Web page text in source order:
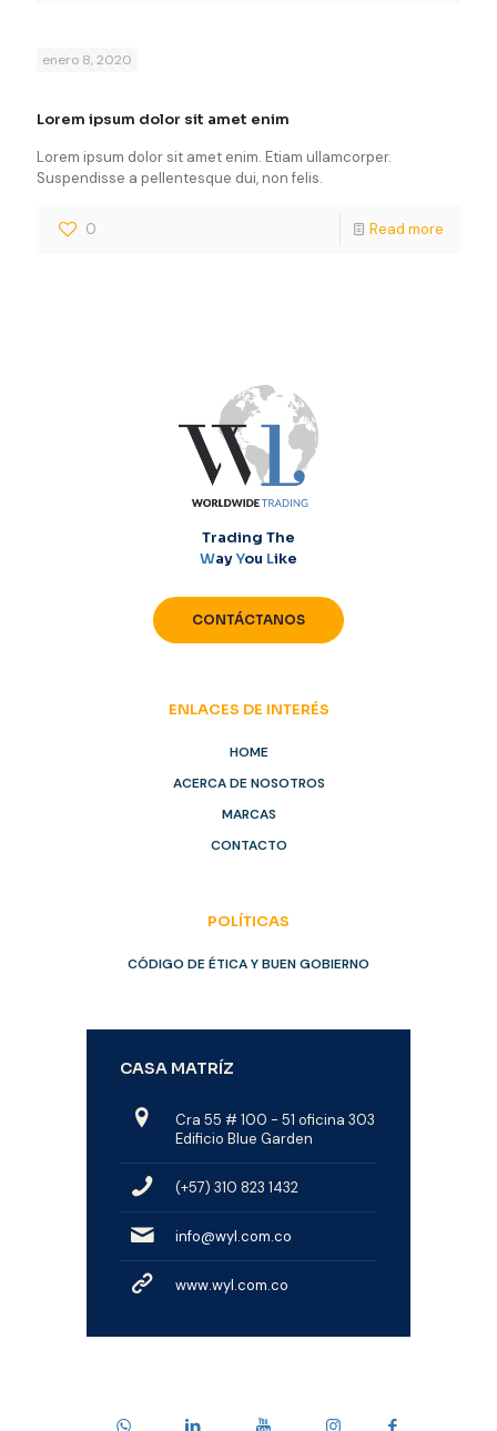
enero 8, 2020
Lorem ipsum dolor sit amet enim
Lorem ipsum dolor sit amet enim. Etiam ullamcorper.
Suspendisse a pellentesque dui, non felis.
0 Read more
Trading The
WayYou Like
CONTÁCTANOS
ENLACES DE INTERÉS
HOME
ACERCA DE NOSOTROS
MARCAS
CONTACTO
POLÍTICAS
CÓDIGO DE ÉTICA Y BUEN GOBIERNO
CASA MATRÍZ
Cra 55 # 100 - 51 oficina 303
Edificio Blue Garden
(+57) 310 823 1432
info@wyl.com.co
www.wyl.com.co